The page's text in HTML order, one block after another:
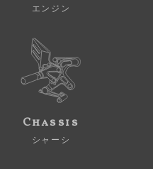
エンジン
Chassis
シャーシ